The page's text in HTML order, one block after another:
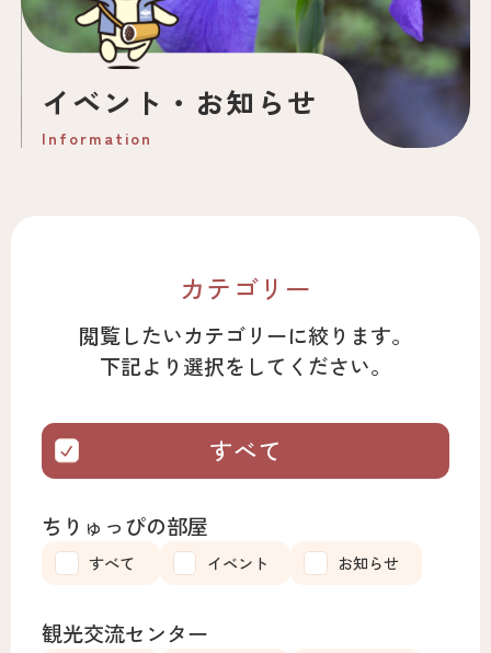
※休館日が祝日の場合は開館です。
イベント・お知らせ
Information
カテゴリー
閲覧したいカテゴリーに絞ります。
下記より選択をしてください。
すべて
ちりゅっぴの部屋
すべて イベント お知らせ
観光交流センター